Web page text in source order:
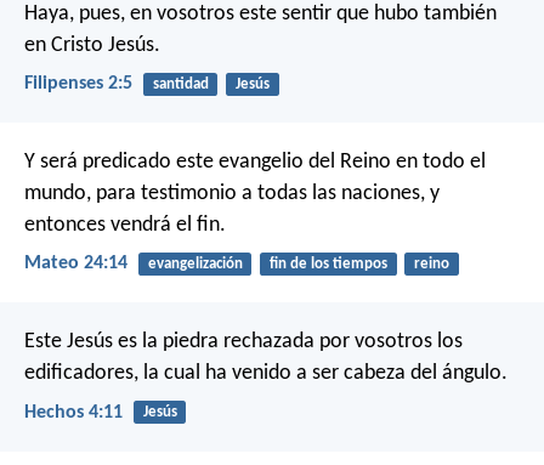
Haya, pues, en vosotros este sentir que hubo también
en Cristo Jesús.
Filipenses 2:5 santidad Jesús
Y será predicado este evangelio del Reino en todo el
mundo, para testimonio a todas las naciones, y
entonces vendrá el fin.
Mateo 24:14 evangelización fin de los tiempos reino
Este Jesús es la piedra rechazada por vosotros los
edificadores, la cual ha venido a ser cabeza del ángulo.
Hechos 4:11 Jesús